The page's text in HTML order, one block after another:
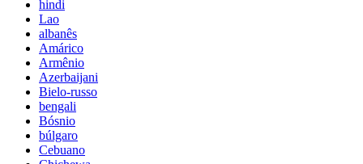
hindi
Lao
albanês
Amárico
Armênio
Azerbaijani
Bielo-russo
bengali
Bósnio
búlgaro
Cebuano